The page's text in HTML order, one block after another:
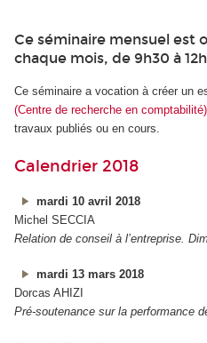
Ce séminaire mensuel est
chaque mois, de 9h30 à
Ce séminaire a vocation à créer un
(Centre de recherche en comptabilité)
travaux publiés ou en cours.
Calendrier 2018
mardi 10 avril 2018
Michel SECCIA
Relation de conseil à l’entreprise.
mardi 13 mars 2018
Dorcas AHIZI
Pré-soutenance sur la performance